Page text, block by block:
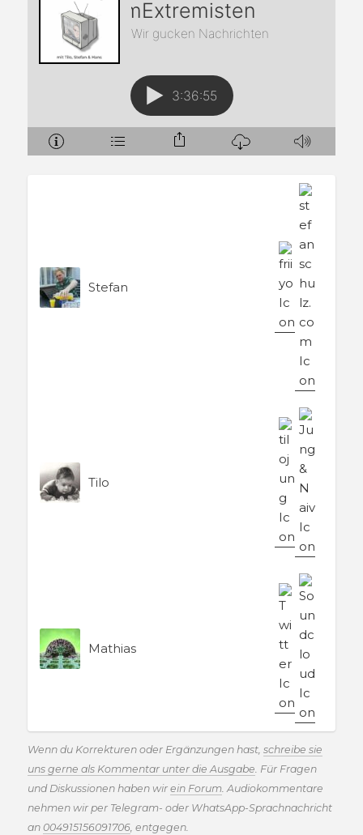
Stefan
Tilo
Mathias
Wenn du Korrekturen oder Ergänzungen hast,schreibe sie
uns gerne als Kommentar unter die Ausgabe. Für Fragen
und Diskussionen haben wirein Forum. Audiokommentare
nehmen wir per Telegram- oder WhatsApp-Sprachnachricht
an004915156091706, entgegen.